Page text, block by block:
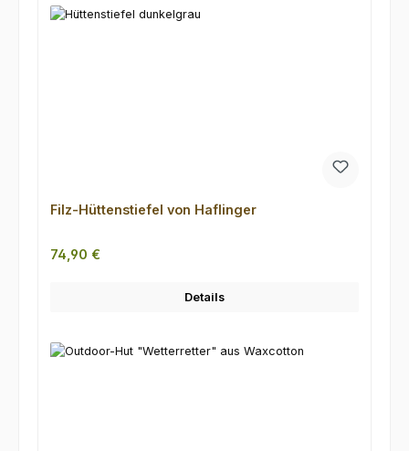
Filz-Hüttenstiefel von Haflinger
Regulärer Preis:
74,90 €
Details